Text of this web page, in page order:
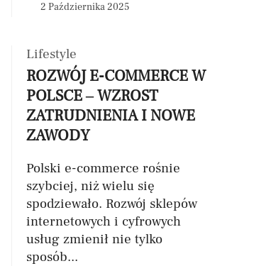
2 Października 2025
Lifestyle
ROZWÓJ E-COMMERCE W
POLSCE – WZROST
ZATRUDNIENIA I NOWE
ZAWODY
Polski e-commerce rośnie
szybciej, niż wielu się
spodziewało. Rozwój sklepów
internetowych i cyfrowych
usług zmienił nie tylko
sposób...